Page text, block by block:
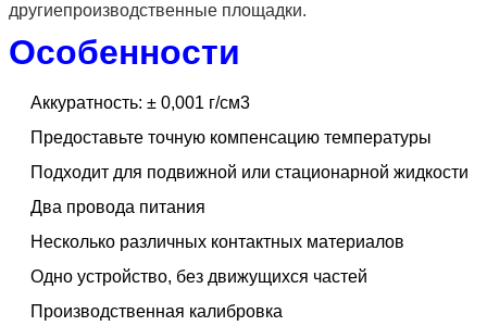
другиепроизводственные площадки.
Особенности
Аккуратность: ± 0,001 г/см3
Предоставьте точную компенсацию температуры
Подходит для подвижной или стационарной жидкости
Два провода питания
Несколько различных контактных материалов
Одно устройство, без движущихся частей
Производственная калибровка